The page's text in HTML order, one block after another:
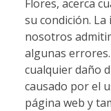
Flores, acerca
su condición.
nosotros
algunas
cualquier daño
causado por el
página web y